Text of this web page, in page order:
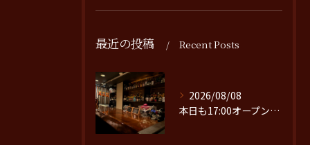
最近の投稿 Recent Posts
2026/08/08
本日も17:00オープンです。